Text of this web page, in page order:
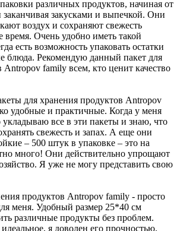
различных продуктов, начиная от
закусками и выпечкой. Они
воздух и сохраняют свежесть
время. Очень удобно иметь такой
есть возможность упаковать остатки
блюда. Рекомендую данный пакет для
Antropov family всем, кто ценит качество
для хранения продуктов Antropov
удобные и практичные. Когда у меня
все в эти пакеты и знаю, что
свежесть и запах. А еще они
– 500 штук в упаковке – это на
много! Они действительно упрощают
Я уже не могу представить свою
продуктов Antropov family - просто
меня. Удобный размер 25*40 см
различные продукты без проблем.
я доволен его прочностью.